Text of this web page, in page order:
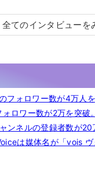
全てのインタビューを
ォロワー数が4万人を
ロワー数が2万を突破。
ネルの登録者数が20
は媒体名が「vois ヴ